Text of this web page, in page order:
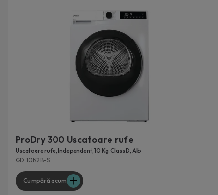
ProDry 300 Uscatoare rufe
Uscatoare rufe, Independent, 10 Kg, Class D, Alb
GD 10N2B-S
Cumpără acum